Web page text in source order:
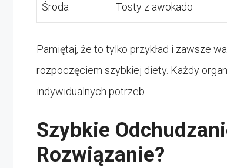
Środa Tosty z awokado
Pamiętaj, że to tylko przykład i zawsze
rozpoczęciem szybkiej diety. Każdy
indywidualnych potrzeb.
Szybkie
Rozwiązanie?